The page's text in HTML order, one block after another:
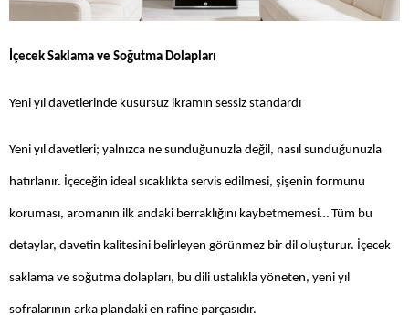
İçecek Saklama ve Soğutma Dolapları
Yeni yıl davetlerinde kusursuz ikramın sessiz standardı
Yeni yıl davetleri; yalnızca ne sunduğunuzla değil, nasıl sunduğunuzla
hatırlanır. İçeceğin ideal sıcaklıkta servis edilmesi, şişenin formunu
koruması, aromanın ilk andaki berraklığını kaybetmemesi… Tüm bu
detaylar, davetin kalitesini belirleyen görünmez bir dil oluşturur. İçecek
saklama ve soğutma dolapları, bu dili ustalıkla yöneten, yeni yıl
sofralarının arka plandaki en rafine parçasıdır.